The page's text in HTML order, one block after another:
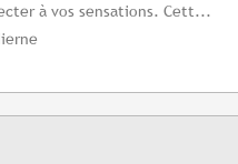
à vos sensations. Cett...